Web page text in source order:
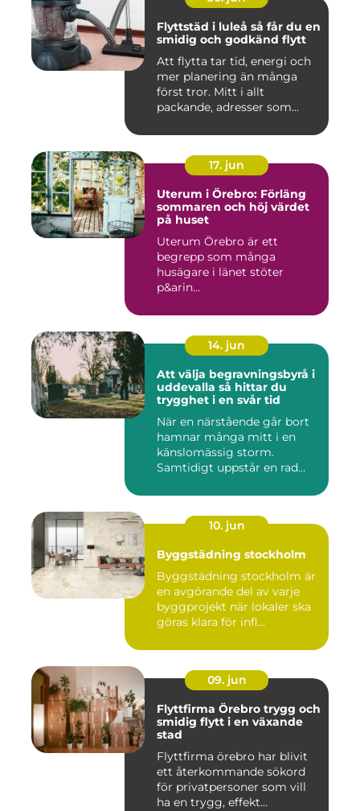
Flyttstäd i luleå så får du en
smidig och godkänd flytt
Att flytta tar tid, energi och
mer planering än många
först tror. Mitt i allt
packande, adresser som...
17. jun
Uterum i Örebro: Förläng
sommaren och höj värdet
på huset
Uterum Örebro är ett
begrepp som många
husägare i länet stöter
p&arin...
14. jun
Att välja begravningsbyrå i
uddevalla så hittar du
trygghet i en svår tid
När en närstående går bort
hamnar många mitt i en
känslomässig storm.
Samtidigt uppstår en rad
10. jun
Byggstädning stockholm
Byggstädning stockholm är
en avgörande del av varje
byggprojekt när lokaler ska
göras klara för infl...
09. jun
Flyttfirma Örebro trygg och
smidig flytt i en växande
stad
Flyttfirma örebro har blivit
ett återkommande sökord
för privatpersoner som vill
ha en trygg, effekt...